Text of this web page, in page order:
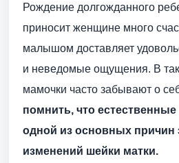
Рождение долгожданного
приносит женщине много
малышом доставляет
и неведомые ощущения. В
мамочки часто забывают о
помнить, что
одной из основных причин
изменений шейки матки.